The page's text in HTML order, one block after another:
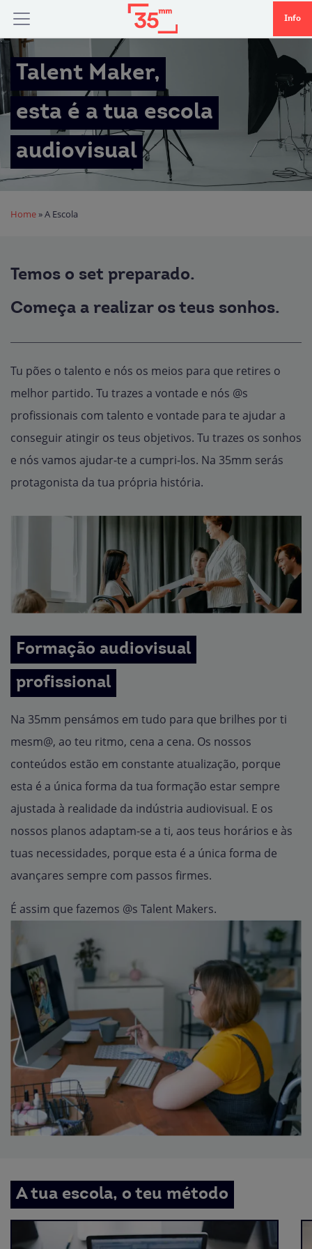
Info
Talent Maker,
esta é a tua escola
audiovisual
Home »A Escola
Temos o set preparado.
Começa a realizar os teus sonhos.
Tu pões o talento e nós os meios para que retires o
melhor partido. Tu trazes a vontade e nós @s
profissionais com talento e vontade para te ajudar a
conseguir atingir os teus objetivos. Tu trazes os sonhos
e nós vamos ajudar-te a cumpri-los. Na 35mm serás
protagonista da tua própria história.
Formação audiovisual
profissional
Na 35mm pensámos em tudo para que brilhes por ti
mesm@, ao teu ritmo, cena a cena. Os nossos
conteúdos estão em constante atualização, porque
esta é a única forma da tua formação estar sempre
ajustada à realidade da indústria audiovisual. E os
nossos planos adaptam-se a ti, aos teus horários e às
tuas necessidades, porque esta é a única forma de
avançares sempre com passos firmes.
É assim que fazemos @s Talent Makers.
A tua escola, o teu método